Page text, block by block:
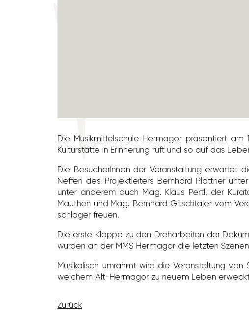
Die Musik­mit­tel­schule Hermagor präsen­tiert
Kultur­stätte in Erin­ne­rung ruft und so auf das
Die Besu­che­rInnen der Veran­stal­tung erwartet
Neffen des Projekt­lei­ters Bern­hard Plattner
unter anderem auch Mag. Klaus Pertl, der
Mauthen und Mag. Bern­hard Gitsch­taler vom
schlager freuen.
Die erste Klappe zu den Dreh­ar­beiten der
wurden an der MMS Hermagor die letzten
Musi­ka­lisch umrahmt wird die Veran­stal­tung
welchem Alt-Hermagor zu neuem Leben
Zurück